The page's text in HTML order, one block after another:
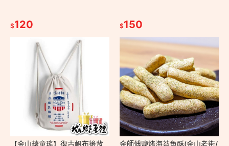
$120 $150
【金山藷童瑤】復古帆布後背
金師傅鹽烤海苔魚酥(金山老街/